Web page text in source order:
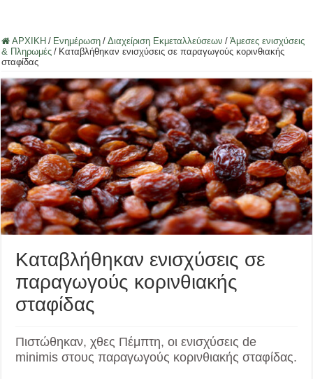
ΑΡΧΙΚΗ / Ενημέρωση / Διαχείριση Εκμεταλλεύσεων / Άμεσες ενισχύσεις
& Πληρωμές / Καταβλήθηκαν ενισχύσεις σε παραγωγούς κορινθιακής
σταφίδας
Καταβλήθηκαν ενισχύσεις σε
παραγωγούς κορινθιακής
σταφίδας
Πιστώθηκαν, χθες Πέμπτη, οι ενισχύσεις de
minimis στους παραγωγούς κορινθιακής σταφίδας.